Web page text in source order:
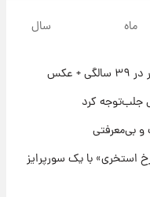
ماه سال
کرد
بی‌معرفتی
استخری» با یک سورپرایز